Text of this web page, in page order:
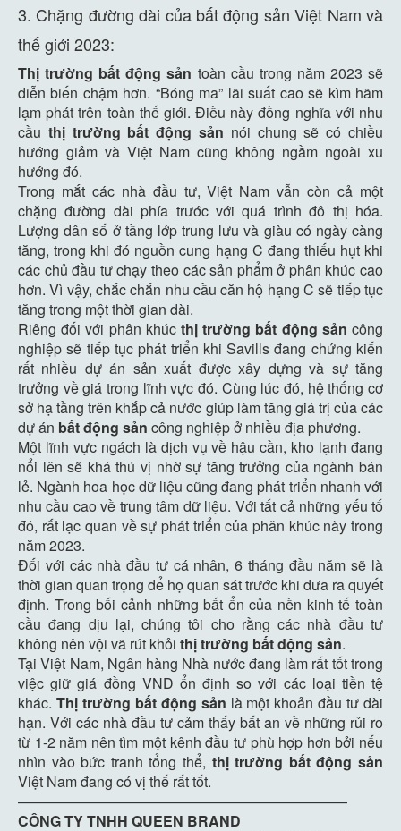
3. Chặng đường dài của bất động sản Việt Nam và
thế giới 2023:
Thị trường bất động sản toàn cầu trong năm 2023 sẽ
diễn biến chậm hơn. “Bóng ma” lãi suất cao sẽ kìm hãm
lạm phát trên toàn thế giới. Điều này đồng nghĩa với nhu
cầu thị trường bất động sản nói chung sẽ có chiều
hướng giảm và Việt Nam cũng không ngằm ngoài xu
hướng đó.
Trong mắt các nhà đầu tư, Việt Nam vẫn còn cả một
chặng đường dài phía trước với quá trình đô thị hóa.
Lượng dân số ở tầng lớp trung lưu và giàu có ngày càng
tăng, trong khi đó nguồn cung hạng C đang thiếu hụt khi
các chủ đầu tư chạy theo các sản phẩm ở phân khúc cao
hơn. Vì vậy, chắc chắn nhu cầu căn hộ hạng C sẽ tiếp tục
tăng trong một thời gian dài.
Riêng đối với phân khúc thị trường bất động sản công
nghiệp sẽ tiếp tục phát triển khi Savills đang chứng kiến
rất nhiều dự án sản xuất được xây dựng và sự tăng
trưởng về giá trong lĩnh vực đó. Cùng lúc đó, hệ thống cơ
sở hạ tầng trên khắp cả nước giúp làm tăng giá trị của các
dự án bất động sản công nghiệp ở nhiều địa phương.
Một lĩnh vực ngách là dịch vụ về hậu cần, kho lạnh đang
nổi lên sẽ khá thú vị nhờ sự tăng trưởng của ngành bán
lẻ. Ngành hoa học dữ liệu cũng đang phát triển nhanh với
nhu cầu cao về trung tâm dữ liệu. Với tất cả những yếu tố
đó, rất lạc quan về sự phát triển của phân khúc này trong
năm 2023.
Đối với các nhà đầu tư cá nhân, 6 tháng đầu năm sẽ là
thời gian quan trọng để họ quan sát trước khi đưa ra quyết
định. Trong bối cảnh những bất ổn của nền kinh tế toàn
cầu đang dịu lại, chúng tôi cho rằng các nhà đầu tư
không nên vội vã rút khỏi thị trường bất động sản.
Tại Việt Nam, Ngân hàng Nhà nước đang làm rất tốt trong
việc giữ giá đồng VND ổn định so với các loại tiền tệ
khác. Thị trường bất động sản là một khoản đầu tư dài
hạn. Với các nhà đầu tư cảm thấy bất an về những rủi ro
từ 1-2 năm nên tìm một kênh đầu tư phù hợp hơn bởi nếu
nhìn vào bức tranh tổng thể, thị trường bất động sản
Việt Nam đang có vị thế rất tốt.
———————————————————————
CÔNG TY TNHH QUEEN BRAND